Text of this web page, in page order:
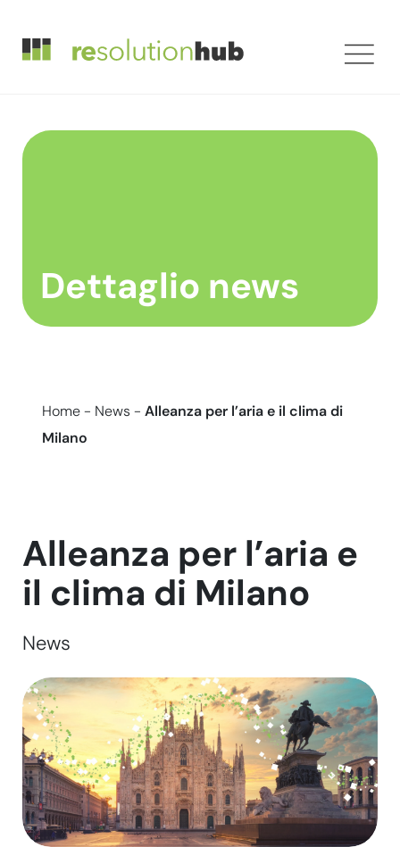
Dettaglio news
Home - News -Alleanza per l’aria e il clima di
Milano
Alleanza per l’aria e
il clima di Milano
News